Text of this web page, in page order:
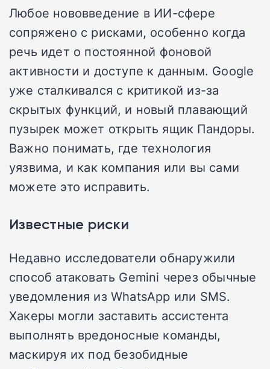
Любое нововведение в ИИ-сфере
сопряжено с рисками, особенно когда
речь идет о постоянной фоновой
активности и доступе к данным. Google
уже сталкивался с критикой из-за
скрытых функций, и новый плавающий
пузырек может открыть ящик Пандоры.
Важно понимать, где технология
уязвима, и как компания или вы сами
можете это исправить.
Известные риски
Недавно исследователи обнаружили
способ атаковать Gemini через обычные
уведомления из WhatsApp или SMS.
Хакеры могли заставить ассистента
выполнять вредоносные команды,
маскируя их под безобидные